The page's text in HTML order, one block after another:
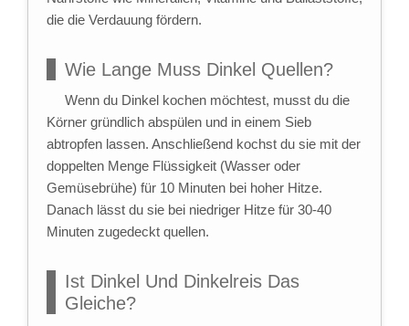
die die Verdauung fördern.
Wie Lange Muss Dinkel Quellen?
Wenn du Dinkel kochen möchtest, musst du die
Körner gründlich abspülen und in einem Sieb
abtropfen lassen. Anschließend kochst du sie mit der
doppelten Menge Flüssigkeit (Wasser oder
Gemüsebrühe) für 10 Minuten bei hoher Hitze.
Danach lässt du sie bei niedriger Hitze für 30-40
Minuten zugedeckt quellen.
Ist Dinkel Und Dinkelreis Das
Gleiche?